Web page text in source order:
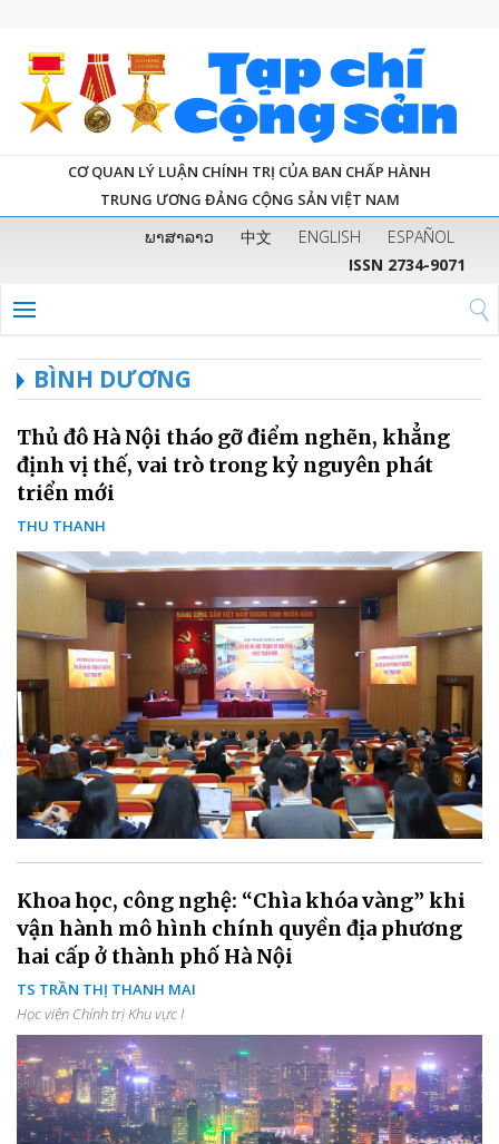
CƠ QUAN LÝ LUẬN CHÍNH TRỊ CỦA BAN CHẤP HÀNH
TRUNG ƯƠNG ĐẢNG CỘNG SẢN VIỆT NAM
ພາສາລາວ 中文 ENGLISH
ESPAÑOL
ISSN 2734-9071
BÌNH DƯƠNG
Thủ đô Hà Nội tháo gỡ điểm nghẽn, khẳng
định vị thế, vai trò trong kỷ nguyên phát
triển mới
THU THANH
Khoa học, công nghệ: “Chìa khóa vàng” khi
vận hành mô hình chính quyền địa phương
hai cấp ở thành phố Hà Nội
TS TRẦN THỊ THANH MAI
Học viện Chính trị Khu vực I